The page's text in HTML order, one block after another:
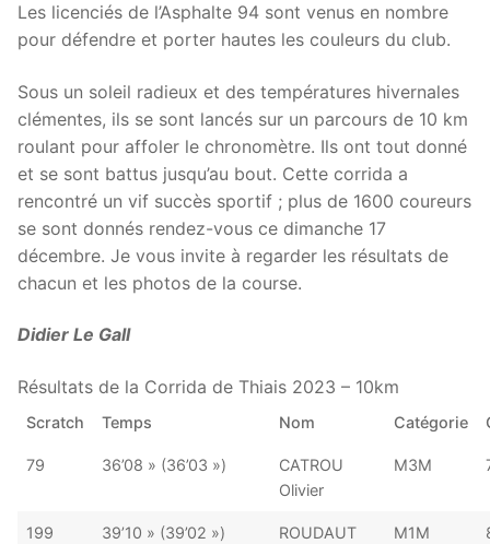
Les licenciés de l’Asphalte 94 sont venus en nombre
pour défendre et porter hautes les couleurs du club.
Sous un soleil radieux et des températures hivernales
clémentes, ils se sont lancés sur un parcours de 10 km
roulant pour affoler le chronomètre. Ils ont tout donné
et se sont battus jusqu’au bout. Cette corrida a
rencontré un vif succès sportif ; plus de 1600 coureurs
se sont donnés rendez-vous ce dimanche 17
décembre. Je vous invite à regarder les résultats de
chacun et les photos de la course.
Didier Le Gall
Résultats de la Corrida de Thiais 2023 – 10km
Scratch Temps Nom Catégorie
79 36’08 » (36’03 »)
CATROU
Olivier
M3M
199 39’10 » (39’02 »)
ROUDAUT
M1M